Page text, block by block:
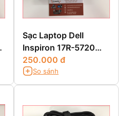
Sạc Laptop Dell
Inspiron 17R-5720
17R-SE7720 17R-
N7110
250.000 đ
So sánh